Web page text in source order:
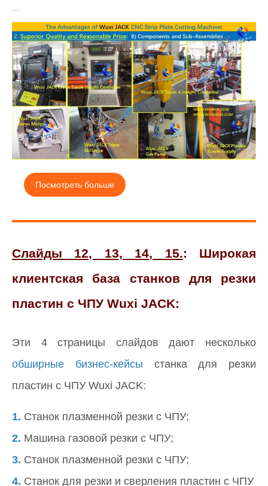
Посмотреть больше
Слайды 12, 13, 14, 15.: Широкая
клиентская база станков для резки
пластин с ЧПУ Wuxi JACK:
Эти 4 страницы слайдов дают несколько
обширные бизнес-кейсы станка для резки
пластин с ЧПУ Wuxi JACK:
1. Станок плазменной резки с ЧПУ;
2. Машина газовой резки с ЧПУ;
3. Станок плазменной резки с ЧПУ;
4. Станок для резки и сверления пластин с ЧПУ